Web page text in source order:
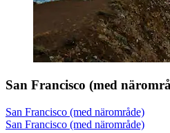
San Francisco (med
San Francisco (med närområde)
San Francisco (med närområde)